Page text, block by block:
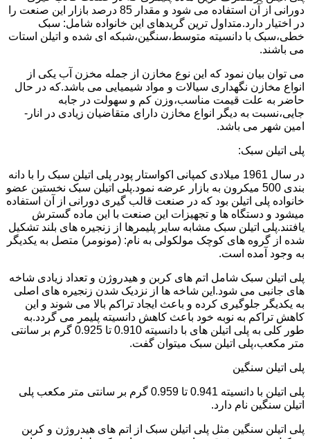
دورانی از آن استفاده می شود و مقدار 85 درصد بازار این صنعت را
در اختیار دارد.متداول ترین گریدهای این خانواده شامل: سبک
خطی،سبک با دانسیته متوسط،سنگین،شبکه ای شده و اتیلن استات
می باشند.
می توان بیان نمود که این نوع مخازن از جمله مخزن آب یکی از
انواع مخازن نگهداری سیالات و مواد شیمیایی می باشد.که در حال
حاضر به علت قیمت مناسب،وزن کم و سهولت در جابه
جایی،نسبت به دیگر انواع مخازن دارای متقاضیان زیادی در انار-
امین شهر می باشد.
پلی اتیلن سبک:
در سال 1961 میلادی کمپانی اکواستار پودر پلی اتیلن سبک را با دانه
بندی 500 میکرون به بازار عرضه نمود.پلی اتیلن سبک نخستین عضو
خانواده پلی اتیلن بود که در صنعت قالب گیری دورانی از آن استفاده
میشود و دستگاه ها و تجهیزات این صنعت با این ماده گسترش
یافتند.پلی اتیلن سبک مشابه سایر پلیمرها از زنجیره های بلند تشکیل
شده از گروه های کوچک مولکولی به نام: (مونومر) متصل به یکدیگر
به وجود آمده است.
پلی اتیلن سبک شامل اتم های کربن و هیدروژن و تعداد زیادی شاخه
های جانبی می شود.این شاخه ها از نزدیک شدن زنجیره های اصلی
به یکدیگر جلوگیری کرده و باعث ایجاد تراکم بالا می شوند و این
کاهش تراکم به نوبه خود باعث کاهش دانسیته پلیمر می گردد.به
طور کلی به پلی اتیلن های با دانسیته 0.910 تا 0.925 گرم بر سانتی
متر مکعب،پلی اتیلن سبک میتوان گفت.
پلی اتیلن سنگین
پلی اتیلن با دانسیته 0.941 تا 0.959 گرم بر سانتی متر مکعب پلی
اتیلن سنگین نام دارد.
پلی اتیلن سنگین مثل پلی اتیلن سبک از اتم های هیدروژن و کربن